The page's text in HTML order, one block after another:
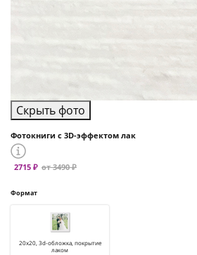
Скрыть фото
Фотокниги с 3D-эффектом лак
2715 ₽ от 3490 ₽
Формат
20x20, 3d-обложка, покрытие
лаком